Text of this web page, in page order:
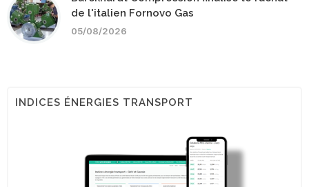
de l'italien Fornovo Gas
05/08/2026
INDICES ÉNERGIES TRANSPORT